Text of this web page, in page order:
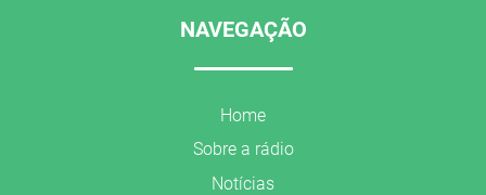
NAVEGAÇÃO
Home
Sobre a rádio
Notícias